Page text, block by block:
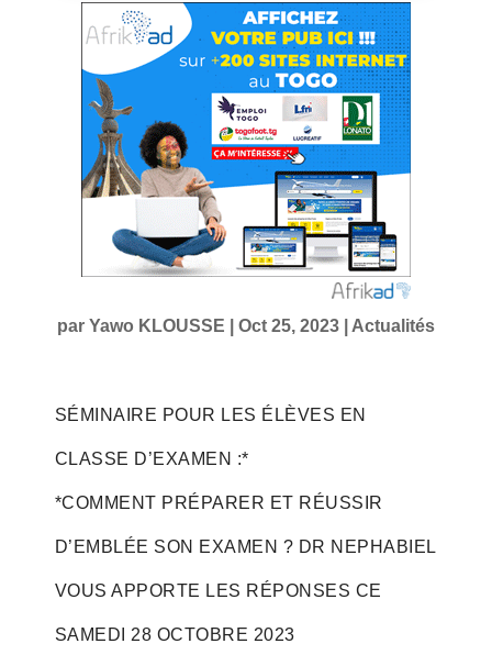
par Yawo KLOUSSE Oct 25, 2023| Actualités
SÉMINAIRE POUR LES ÉLÈVES EN
CLASSE D’EXAMEN :*
*COMMENT PRÉPARER ET RÉUSSIR
D’EMBLÉE SON EXAMEN ? DR NEPHABIEL
VOUS APPORTE LES RÉPONSES CE
SAMEDI 28 OCTOBRE 2023